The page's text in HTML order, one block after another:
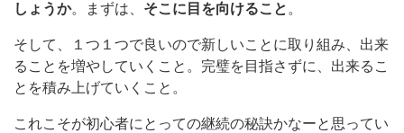
しょうか。まずは、 そこに目を向けること 。
そして、１つ１つで良いので新しいことに取り組み、出来
ることを増やしていくこと。完璧を目指さずに、出来るこ
とを積み上げていくこと。
これこそが初心者にとっての継続の秘訣かなーと思ってい